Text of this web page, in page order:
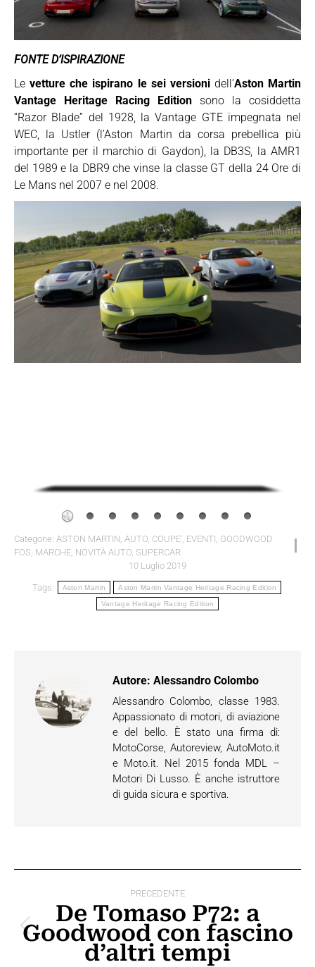
FONTE D’ISPIRAZIONE
Levetture che ispirano le sei versionidell’Aston Martin
Vantage Heritage Racing Edition sono la cosiddetta
“Razor Blade” del 1928, la Vantage GTE impegnata nel
WEC, la Ustler (l’Aston Martin da corsa prebellica più
importante per il marchio di Gaydon), la DB3S, la AMR1
del 1989 e la DBR9 che vinse la classe GT della 24 Ore di
Le Mans nel 2007 e nel 2008.
Categorie: ASTON MARTIN, AUTO, COUPE', EVENTI, GOODWOOD
FOS, MARCHE, NOVITÀ AUTO, SUPERCAR
10 Luglio 2019
Tags: Aston Martin Aston Martin Vantage Heritage Racing Edition
Vantage Heritage Racing Edition
Autore: Alessandro Colombo
Alessandro Colombo, classe 1983.
Appassionato di motori, di aviazione
e del bello. È stato una firma di:
MotoCorse, Autoreview, AutoMoto.it
e Moto.it. Nel 2015 fonda MDL –
Motori Di Lusso. È anche istruttore
di guida sicura e sportiva.
PRECEDENTE
Post
precedente:
De Tomaso P72: a
Goodwood con fascino
d’altri tempi